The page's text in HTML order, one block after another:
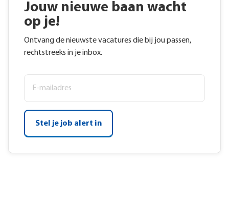
Jouw nieuwe baan wacht
op je!
Ontvang de nieuwste vacatures die bij jou passen,
rechtstreeks in je inbox.
Stel je job alert in